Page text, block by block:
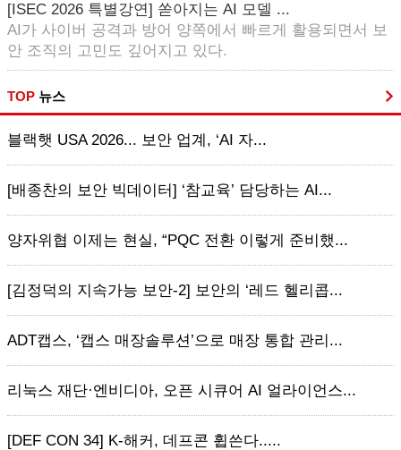
[ISEC 2026 특별강연] 쏟아지는 AI 모델 ...
AI가 사이버 공격과 방어 양쪽에서 빠르게 활용되면서 보
안 조직의 고민도 깊어지고 있다.
TOP 뉴스
블랙햇 USA 2026... 보안 업계, ‘AI 자...
[배종찬의 보안 빅데이터] ‘참교육’ 담당하는 AI...
양자위협 이제는 현실, “PQC 전환 이렇게 준비했...
[김정덕의 지속가능 보안-2] 보안의 ‘레드 헬리콥...
ADT캡스, ‘캡스 매장솔루션’으로 매장 통합 관리...
리눅스 재단·엔비디아, 오픈 시큐어 AI 얼라이언스...
[DEF CON 34] K-해커, 데프콘 휩쓴다.....